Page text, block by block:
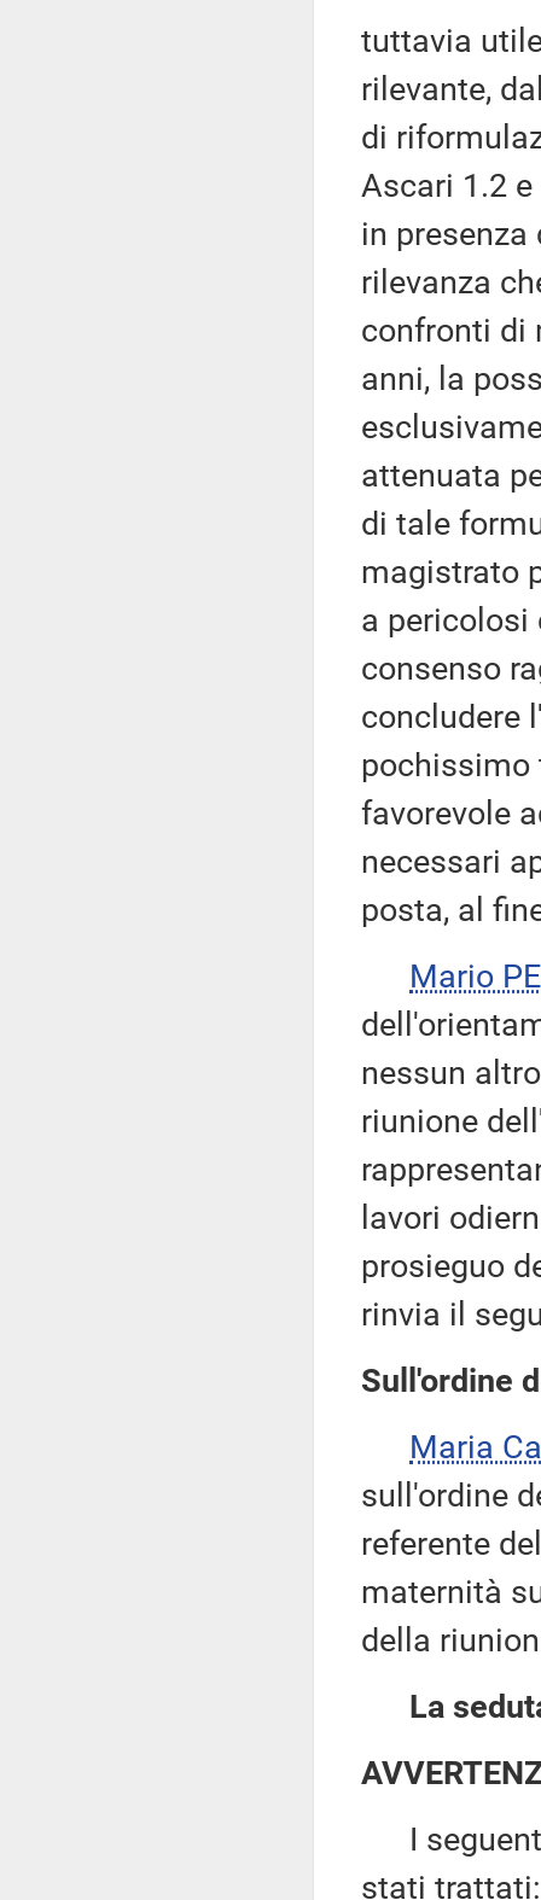
tuttavia
rilevante,
di
Ascari 1.2
in
rilevanza
confronti di
anni, la
attenuata
di tale
magistrato
a pericolosi
consenso
concludere
pochissimo
favorevole
necessari
posta, al
Mario
nessun
riunione
lavori
prosieguo
rinvia il
Sull'ordine
Maria
sull'ordine
referente
maternità
della
La
I seguenti
stati trattati: